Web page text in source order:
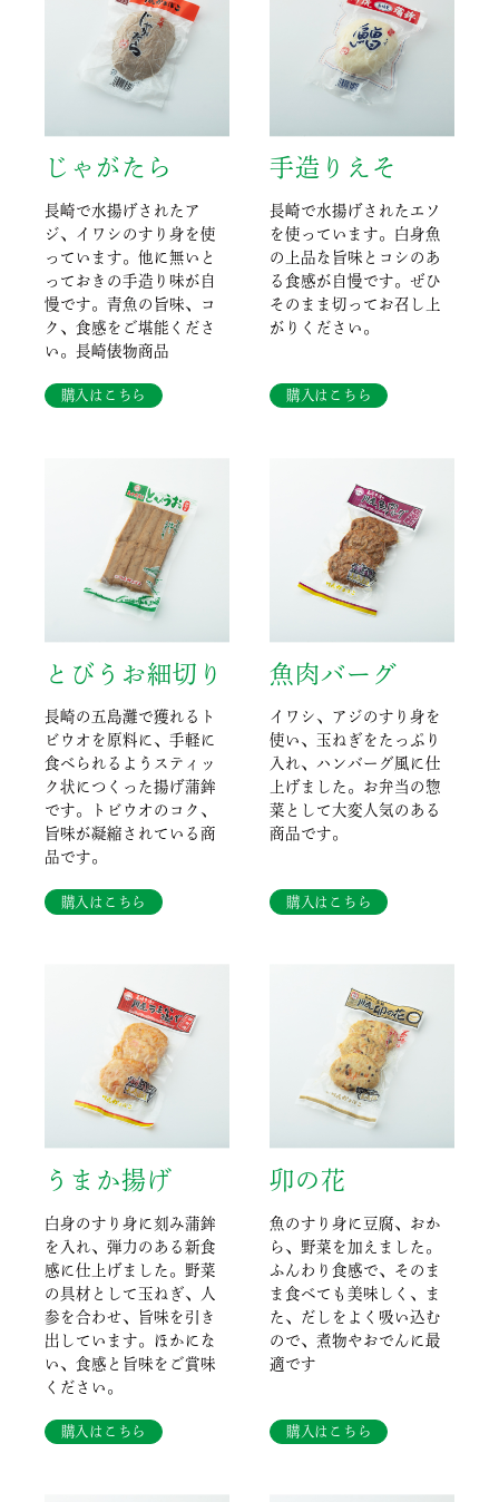
じゃがたら
長崎で水揚げされたア
ジ、イワシのすり身を使
っています。他に無いと
っておきの手造り味が自
慢です。青魚の旨味、コ
ク、食感をご堪能くださ
い。長崎俵物商品
購入はこちら
手造りえそ
長崎で水揚げされたエソ
を使っています。白身魚
の上品な旨味とコシのあ
る食感が自慢です。ぜひ
そのまま切ってお召し上
がりください。
購入はこちら
とびうお細切り
長崎の五島灘で獲れるト
ビウオを原料に、手軽に
食べられるようスティッ
ク状につくった揚げ蒲鉾
です。トビウオのコク、
旨味が凝縮されている商
品です。
購入はこちら
魚肉バーグ
イワシ、アジのすり身を
使い、玉ねぎをたっぷり
入れ、ハンバーグ風に仕
上げました。お弁当の惣
菜として大変人気のある
商品です。
購入はこちら
うまか揚げ
白身のすり身に刻み蒲鉾
を入れ、弾力のある新食
感に仕上げました。野菜
の具材として玉ねぎ、人
参を合わせ、旨味を引き
出しています。ほかにな
い、食感と旨味をご賞味
ください。
購入はこちら
卯の花
魚のすり身に豆腐、おか
ら、野菜を加えました。
ふんわり食感で、そのま
ま食べても美味しく、ま
た、だしをよく吸い込む
ので、煮物やおでんに最
適です
購入はこちら